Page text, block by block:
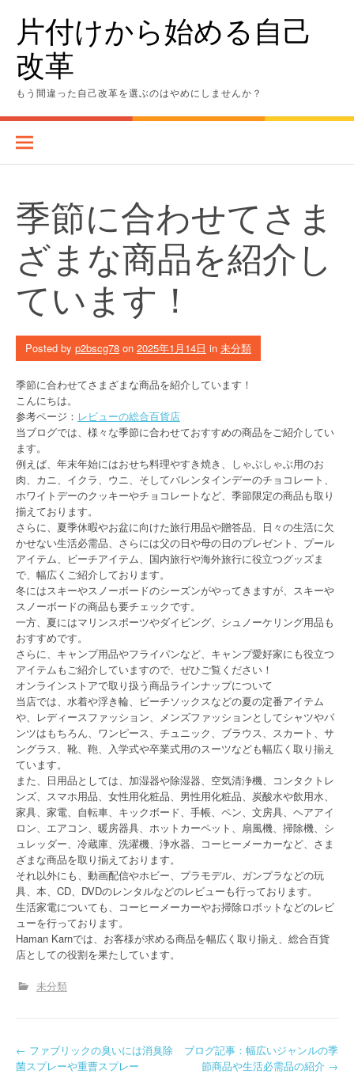
content片付けから始める自己
改革
もう間違った自己改革を選ぶのはやめにしませんか？
季節に合わせてさま
ざまな商品を紹介し
ています！
Posted by p2bscg78 on 2025年1月14日 in 未分類
季節に合わせてさまざまな商品を紹介しています！
こんにちは。
参考ページ： レビューの総合百貨店
当ブログでは、様々な季節に合わせておすすめの商品をご紹介してい
ます。
例えば、年末年始にはおせち料理やすき焼き、しゃぶしゃぶ用のお
肉、カニ、イクラ、ウニ、そしてバレンタインデーのチョコレート、
ホワイトデーのクッキーやチョコレートなど、季節限定の商品も取り
揃えております。
さらに、夏季休暇やお盆に向けた旅行用品や贈答品、日々の生活に欠
かせない生活必需品、さらには父の日や母の日のプレゼント、プール
アイテム、ビーチアイテム、国内旅行や海外旅行に役立つグッズま
で、幅広くご紹介しております。
冬にはスキーやスノーボードのシーズンがやってきますが、スキーや
スノーボードの商品も要チェックです。
一方、夏にはマリンスポーツやダイビング、シュノーケリング用品も
おすすめです。
さらに、キャンプ用品やフライパンなど、キャンプ愛好家にも役立つ
アイテムもご紹介していますので、ぜひご覧ください！
オンラインストアで取り扱う商品ラインナップについて
当店では、水着や浮き輪、ビーチソックスなどの夏の定番アイテム
や、レディースファッション、メンズファッションとしてシャツやパ
ンツはもちろん、ワンピース、チュニック、ブラウス、スカート、サ
ングラス、靴、鞄、入学式や卒業式用のスーツなども幅広く取り揃え
ています。
また、日用品としては、加湿器や除湿器、空気清浄機、コンタクトレ
ンズ、スマホ用品、女性用化粧品、男性用化粧品、炭酸水や飲用水、
家具、家電、自転車、キックボード、手帳、ペン、文房具、ヘアアイ
ロン、エアコン、暖房器具、ホットカーペット、扇風機、掃除機、シ
ュレッダー、冷蔵庫、洗濯機、浄水器、コーヒーメーカーなど、さま
ざまな商品を取り揃えております。
それ以外にも、動画配信やホビー、プラモデル、ガンプラなどの玩
具、本、CD、DVDのレンタルなどのレビューも行っております。
生活家電についても、コーヒーメーカーやお掃除ロボットなどのレビ
ューを行っております。
Haman Karnでは、お客様が求める商品を幅広く取り揃え、総合百貨
店としての役割を果たしています。
未分類
P
← ファブリックの臭いには消臭除
菌スプレーや重曹スプレー
ブログ記事：幅広いジャンルの季
節商品や生活必需品の紹介 →